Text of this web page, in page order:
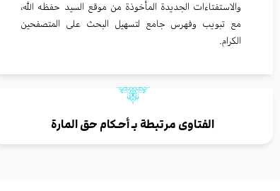
والاستفتاءات الجديدة المأخوذة من موقع السيد حفظه الله،
مع تبويب وفهرس جامع لتسهيل البحث على المتصفحين
الكرام.
الفتاوى مرتبطة بـأحـكام حق المارة